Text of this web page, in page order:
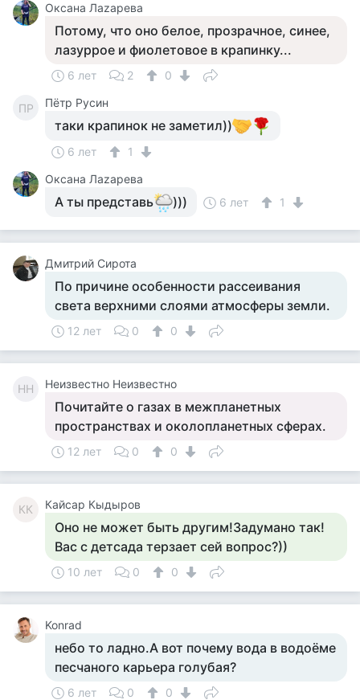
Оксана Лаzaрева
Потому, что оно белое, прозрачное, синее,
лазуррое и фиолетовое в крапинку...
6 лет 2 0
ПР Пётр Русин
таки крапинок не заметил))
6 лет
1
Оксана Лаzaрева
А ты представь ))) 6 лет 1
Дмитрий Сирота
По причине особенности рассеивания
света верхними слоями атмосферы земли.
12 лет 0 0
НН Неизвестно Неизвестно
Почитайте о газах в межпланетных
пространствах и околопланетных сферах.
12 лет 0 0
КК Кайсар Кыдыров
Оно не может быть другим!Задумано так!
Вас с детсада терзает сей вопрос?))
10 лет 0 0
Konrad
небо то ладно.А вот почему вода в водоёме
песчаного карьера голубая?
6 лет 0 0